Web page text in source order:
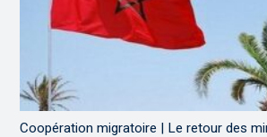
Coopération migratoire | Le retour des